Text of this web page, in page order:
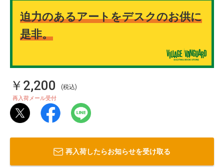
迫力のあるアートをデスクのお供に
是非。
￥2,200 (税込)
再入荷メール受付
再入荷したらお知らせを受け取る